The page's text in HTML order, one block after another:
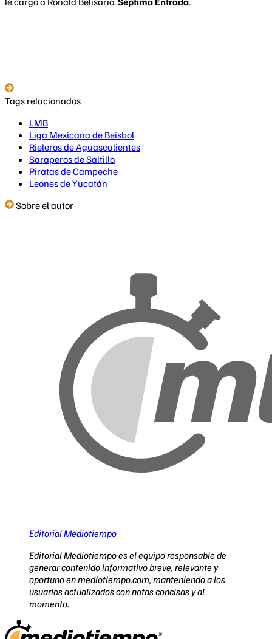
Tags relacionados
LMB
Liga Mexicana de Beisbol
Rieleros de Aguascalientes
Saraperos de Saltillo
Piratas de Campeche
Leones de Yucatán
Sobre el autor
Editorial Mediotiempo
Editorial Mediotiempo es el equipo responsable de
generar contenido informativo breve, relevante y
oportuno en mediotiempo.com, manteniendo a los
usuarios actualizados con notas concisas y al
momento.